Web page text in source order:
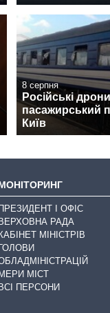
8 серпня
Російські
пасажирський
Київ
ПРЕЗИДЕНТ І ОФІС
ВЕРХОВНА РАДА
КАБІНЕТ МІНІСТРІВ
ГОЛОВИ
МЕРИ МІСТ
ВСІ ПЕРСОНИ